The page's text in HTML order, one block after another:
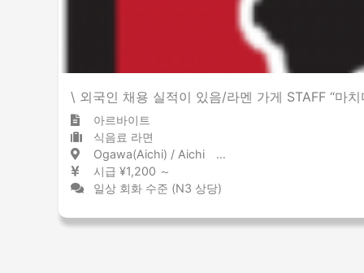
\ 외국인 채용 실적이 있음/라멘 가게 STAFF “마
아르바이트
식음료 라면
Ogawa(Aichi) / Aichi 緒川 / 愛知県
시급 ¥1,200 ～
일상 회화 수준 (N3 상당)